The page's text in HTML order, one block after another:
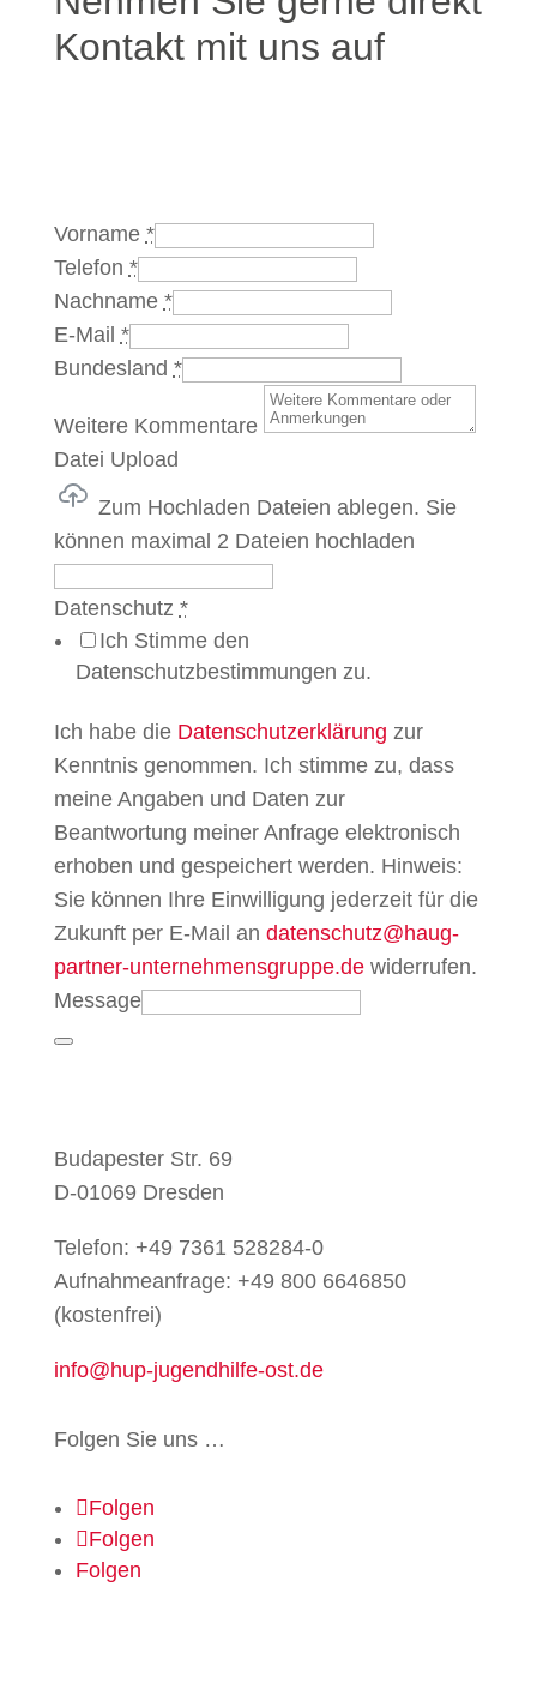
Kontakt mit uns auf
Vorname *
Telefon *
Nachname *
E-Mail *
Bundesland *
Weitere Kommentare
Datei Upload
Zum Hochladen Dateien ablegen. Sie
können maximal 2 Dateien hochladen
Datenschutz *
Ich Stimme den
Datenschutzbestimmungen zu.
Ich habe die Datenschutzerklärung zur
Kenntnis genommen. Ich stimme zu, dass
meine Angaben und Daten zur
Beantwortung meiner Anfrage elektronisch
erhoben und gespeichert werden. Hinweis:
Sie können Ihre Einwilligung jederzeit für die
Zukunft per E-Mail an datenschutz@haug-
partner-unternehmensgruppe.dewiderrufen.
Message
Budapester Str. 69
D-01069 Dresden
Telefon: +49 7361 528284-0
Aufnahmeanfrage: +49 800 6646850
(kostenfrei)
info@hup-jugendhilfe-ost.de
Folgen Sie uns …
Folgen
Folgen
Folgen